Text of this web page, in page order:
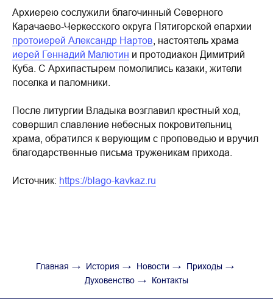
Архиерею сослужили благочинный Северного
Карачаево-Черкесского округа Пятигорской епархии
протоиерей Александр Нартов , настоятель храма
иерей Геннадий Малютин и протодиакон Димитрий
Куба. С Архипастырем помолились казаки, жители
поселка и паломники.
После литургии Владыка возглавил крестный ход,
совершил славление небесных покровительниц
храма, обратился к верующим с проповедью и вручил
благодарственные письма труженикам прихода.
Источник: https://blago-kavkaz.ru
Главная → История → Новости → Приходы →
Духовенство → Контакты